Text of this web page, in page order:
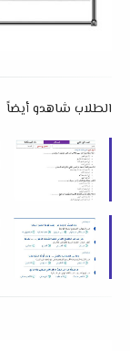
الطلاب شاهدو أيضاً